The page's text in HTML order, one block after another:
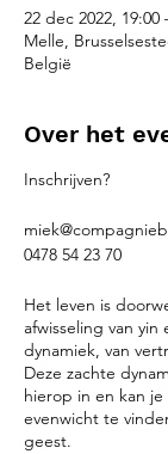
22 dec 2022, 19:00
Melle,
België
Over het
Inschrijven?
0478 54 23 70
Het leven is
afwisseling van yin
dynamiek, van
Deze zachte
hierop in en kan
evenwicht te
geest.